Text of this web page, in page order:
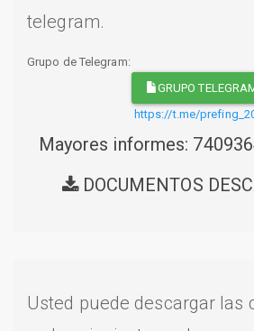
telegram.
Grupo de Telegram:
GRUPO
https://t.me/
Mayores informes:
DOCUMENTOS
Usted puede descargar las